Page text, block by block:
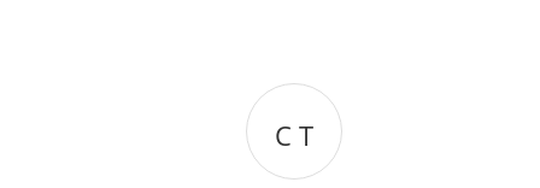
C T